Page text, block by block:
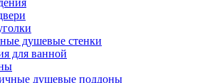
душевые стенки
для ванной
душевые поддоны